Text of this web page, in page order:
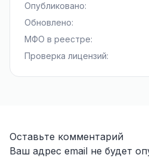
Опубликовано:
Обновлено:
МФО в реестре:
Проверка лицензий:
Оставьте комментарий
Ваш адрес email не будет